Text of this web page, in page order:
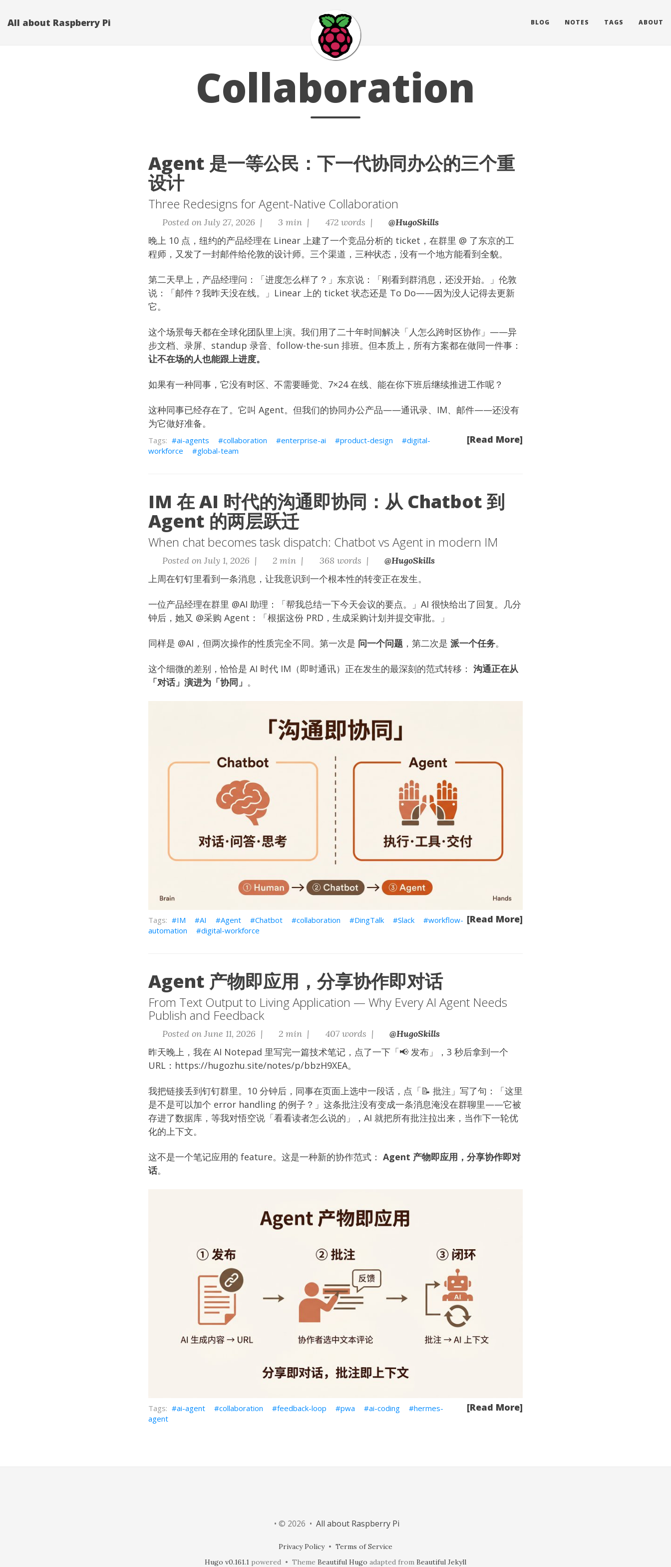
All about Raspberry Pi BLOG NOTES TAGS ABOUT
Collaboration
Agent 是一等公民：下一代协同办公的三个重
设计
Three Redesigns for Agent-Native Collaboration
Posted on July 27, 2026 | 3 min | 472 words | @HugoSkills
晚上 10 点，纽约的产品经理在 Linear 上建了一个竞品分析的 ticket，在群里 @ 了东京的工
程师，又发了一封邮件给伦敦的设计师。三个渠道，三种状态，没有一个地方能看到全貌。
第二天早上，产品经理问：「进度怎么样了？」东京说：「刚看到群消息，还没开始。」伦敦
说：「邮件？我昨天没在线。」Linear 上的 ticket 状态还是 To Do——因为没人记得去更新
它。
这个场景每天都在全球化团队里上演。我们用了二十年时间解决「人怎么跨时区协作」——异
步文档、录屏、standup 录音、follow-the-sun 排班。但本质上，所有方案都在做同一件事：
让不在场的人也能跟上进度。
如果有一种同事，它没有时区、不需要睡觉、7×24 在线、能在你下班后继续推进工作呢？
这种同事已经存在了。它叫 Agent。但我们的协同办公产品——通讯录、IM、邮件——还没有
为它做好准备。
[Read More]
ai-agents collaboration enterprise-ai product-design
digital-
workforce
global-team
IM 在 AI 时代的沟通即协同：从 Chatbot 到
Agent 的两层跃迁
When chat becomes task dispatch: Chatbot vs Agent in modern IM
Posted on July 1, 2026 | 2 min | 368 words | @HugoSkills
上周在钉钉里看到一条消息，让我意识到一个根本性的转变正在发生。
一位产品经理在群里 @AI 助理：「帮我总结一下今天会议的要点。」AI 很快给出了回复。几分
钟后，她又 @采购 Agent：「根据这份 PRD，生成采购计划并提交审批。」
同样是 @AI，但两次操作的性质完全不同。第一次是 问一个问题 ，第二次是 派一个任务。
这个细微的差别，恰恰是 AI 时代 IM（即时通讯）正在发生的最深刻的范式转移： 沟通正在从
「对话」演进为「协同」 。
[Read More]
IM AI Agent Chatbot collaboration DingTalk Slack
workflow-
automation
digital-workforce
Agent 产物即应用，分享协作即对话
From Text Output to Living Application — Why Every AI Agent Needs
Publish and Feedback
Posted on June 11, 2026 | 2 min | 407 words | @HugoSkills
昨天晚上，我在 AI Notepad 里写完一篇技术笔记，点了一下「📢 发布」，3 秒后拿到一个
URL： https://hugozhu.site/notes/p/bbzH9XEA。
我把链接丢到钉钉群里。10 分钟后，同事在页面上选中一段话，点「📝 批注」写了句：「这里
是不是可以加个 error handling 的例子？」这条批注没有变成一条消息淹没在群聊里——它被
存进了数据库，等我对悟空说「看看读者怎么说的」，AI 就把所有批注拉出来，当作下一轮优
化的上下文。
这不是一个笔记应用的 feature。这是一种新的协作范式： Agent 产物即应用，分享协作即对
话。
[Read More]
ai-agent collaboration feedback-loop pwa ai-coding
hermes-
agent
• © 2026 • All about Raspberry Pi
Privacy Policy• Terms of Service
Hugo v0.161.1 powered • Theme Beautiful Hugo adapted from Beautiful Jekyll